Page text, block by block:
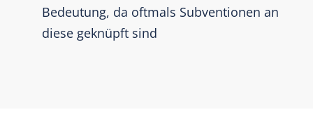
Bedeutung, da oftmals Subventionen an
diese geknüpft sind ​